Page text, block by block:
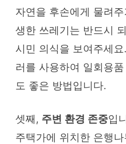
자연을 후손에게 물려
생한 쓰레기는 반드시
시민 의식을 보여주세
러를 사용하여 일회용
도 좋은 방법입니다.
셋째, 주변 환경 존중입
주택가에 위치한 은행